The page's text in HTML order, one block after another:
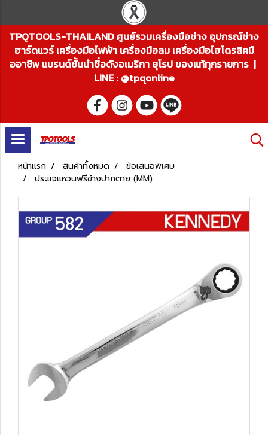
TPQTOOLS-THAILAND ศูนย์รวมเครื่องมือช่าง อุปกรณ์ช่าง
ฮาร์ดแวร์ เครื่องมือไฟฟ้า เครื่องมือลม เครื่องมือไฮโดรลิคมื
ออาชีพ แบรนด์ชั้นนำชื่อดังอเมริกา ยุโรป ของแท้ทุกรายการ |
LINE : @tpqonline
หน้าแรก สินค้าทั้งหมด
ข้อเสนอพิเศษ
ประแจแหวนฟรีข้างปากตาย (MM)